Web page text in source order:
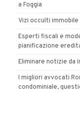
a Foggia
Vizi occulti
Esperti fiscali e
pianificazione
Eliminare notizie da
I migliori avvocati
condominiale,